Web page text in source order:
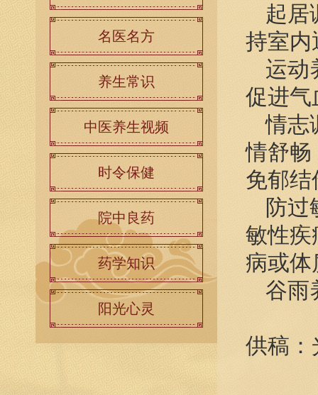
起居
持室内
运动
促进气
情志
情舒畅
免郁结
防过
敏性疾
病或体
谷雨
供稿
名医名方
养生常识
中医养生视频
时令保健
院中良药
药学知识
阳光心灵